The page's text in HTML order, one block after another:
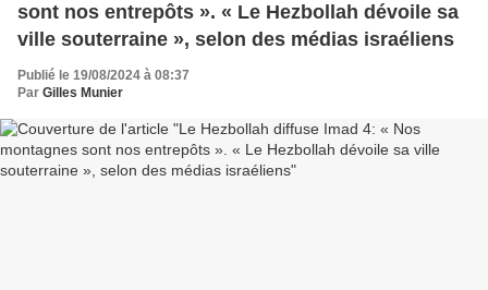
sont nos entrepôts ». « Le Hezbollah dévoile sa
ville souterraine », selon des médias israéliens
Publié le 19/08/2024 à 08:37
Par Gilles Munier